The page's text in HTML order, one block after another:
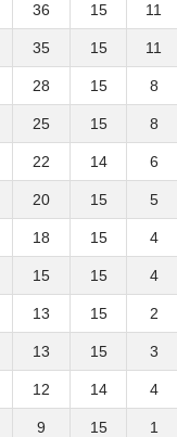
36 15 11
35 15 11
28 15 8
25 15 8
22 14 6
20 15 5
18 15 4
15 15 4
13 15 2
13 15 3
12 14 4
9 15 1